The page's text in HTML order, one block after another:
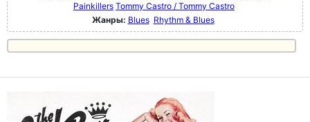
Painkillers Tommy Castro / Tommy Castro
Жанры: Blues Rhythm & Blues